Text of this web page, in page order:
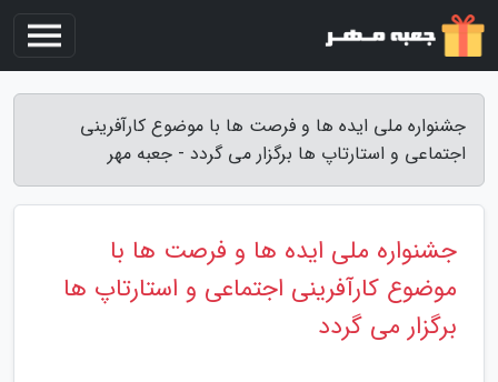
جشنواره ملی ایده ها و فرصت ها با موضوع کارآفرینی
اجتماعی و استارتاپ ها برگزار می گردد - جعبه مهر
جشنواره ملی ایده ها و فرصت ها با
موضوع کارآفرینی اجتماعی و استارتاپ ها
برگزار می گردد